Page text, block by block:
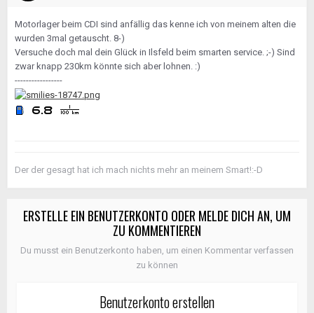
Motorlager beim CDI sind anfällig das kenne ich von meinem alten die
wurden 3mal getauscht. 8-)
Versuche doch mal dein Glück in Ilsfeld beim smarten service. ;-) Sind
zwar knapp 230km könnte sich aber lohnen. :)
-----------------
Der der gesagt hat ich mach nichts mehr an meinem Smart!:-D
ERSTELLE EIN BENUTZERKONTO ODER MELDE DICH AN, UM
ZU KOMMENTIEREN
Du musst ein Benutzerkonto haben, um einen Kommentar verfassen
zu können
Benutzerkonto erstellen